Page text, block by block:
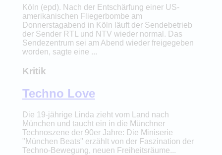
Köln (epd). Nach der Entschärfung einer US-
amerikanischen Fliegerbombe am
Donnerstagabend in Köln läuft der Sendebetrieb
der Sender RTL und NTV wieder normal. Das
Sendezentrum sei am Abend wieder freigegeben
worden, sagte eine ...
Kritik
Techno Love
Die 19-jährige Linda zieht vom Land nach
München und taucht ein in die Münchner
Technoszene der 90er Jahre: Die Miniserie
"München Beats" erzählt von der Faszination der
Techno-Bewegung, neuen Freiheitsräume...